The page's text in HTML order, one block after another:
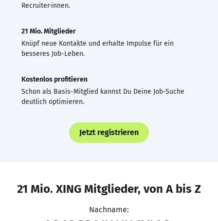
Recruiter·innen.
21 Mio. Mitglieder
Knüpf neue Kontakte und erhalte Impulse für ein
besseres Job-Leben.
Kostenlos profitieren
Schon als Basis-Mitglied kannst Du Deine Job-Suche
deutlich optimieren.
Jetzt registrieren
21 Mio. XING Mitglieder, von A bis Z
Nachname: